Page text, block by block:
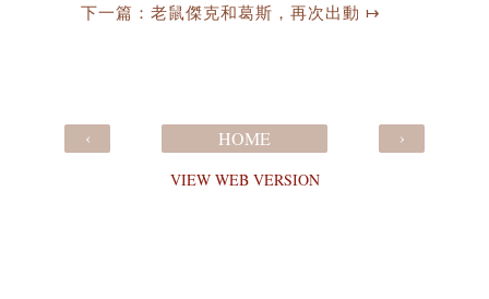
下一篇：老鼠傑克和葛斯，再次出動 ↦
‹ ›
HOME
VIEW WEB VERSION